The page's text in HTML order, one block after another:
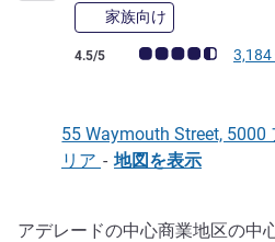
家族向け
お客さまの声 (確認済みレビュー
4.5/5 3,184
55 Waymouth Street, 5000
リア - 地図を表示
アデレードの中心商業地区の中